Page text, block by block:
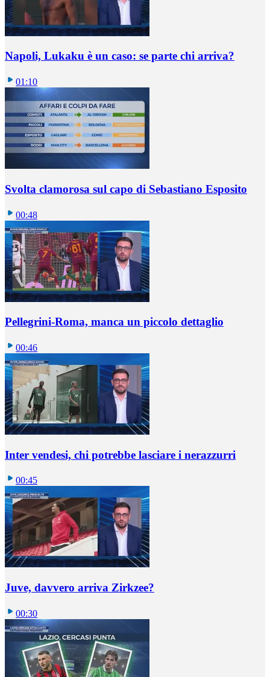
Napoli, Lukaku è un caso: se parte chi arriva?
01:10
Svolta clamorosa sul capo di Sebastiano Esposito
00:48
Pellegrini-Roma, manca un piccolo dettaglio
00:46
Inter vendesi, chi potrebbe lasciare i nerazzurri
00:45
Juve, davvero arriva Zirkzee?
00:30